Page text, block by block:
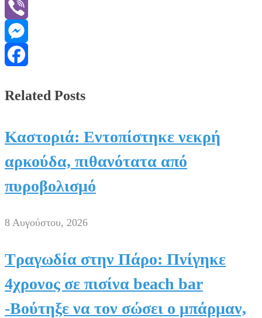
WhatsApp
Viber
Messenger
Related Posts
Καστοριά: Εντοπίστηκε νεκρή
αρκούδα, πιθανότατα από
πυροβολισμό
8 Αυγούστου, 2026
Τραγωδία στην Πάρο: Πνίγηκε
4χρονος σε πισίνα beach bar
-Βούτηξε να τον σώσει ο μπάρμαν,